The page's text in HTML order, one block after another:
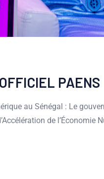
PAENS
au Sénégal : Le
de l’Économie